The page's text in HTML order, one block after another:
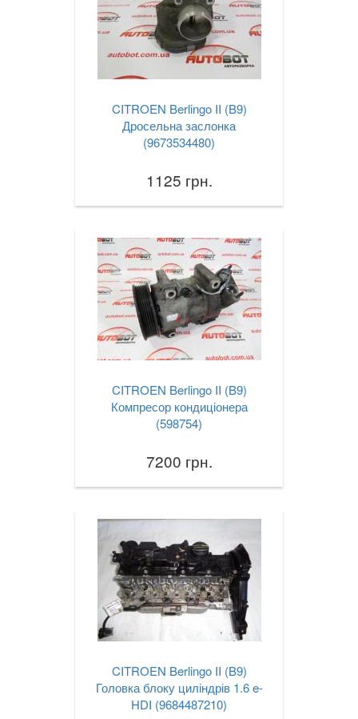
CITROEN Berlingo II (B9)
Дросельна заслонка
(9673534480)
1125 грн.
CITROEN Berlingo II (B9)
Компресор кондиціонера
(598754)
7200 грн.
CITROEN Berlingo II (B9)
Головка блоку циліндрів 1.6 e-
HDI (9684487210)